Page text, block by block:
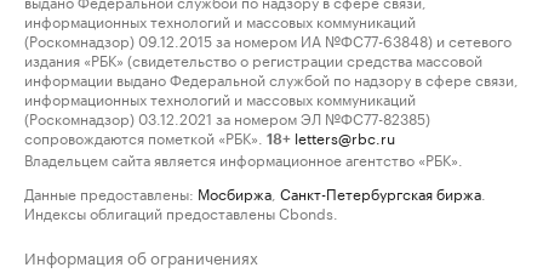
информационных технологий и массовых коммуникаций
(Роскомнадзор) 09.12.2015 за номером ИА №ФС77-63848) и сетевого
издания «РБК» (свидетельство о регистрации средства массовой
информации выдано Федеральной службой по надзору в сфере связи,
информационных технологий и массовых коммуникаций
(Роскомнадзор) 03.12.2021 за номером ЭЛ №ФС77-82385)
сопровождаются пометкой «РБК».
18+ letters@rbc.ru
Владельцем сайта является информационное агентство «РБК».
Данные предоставлены: Мосбиржа Санкт-Петербургская биржа
Индексы облигаций предоставлены Cbonds.
Информация об ограничениях